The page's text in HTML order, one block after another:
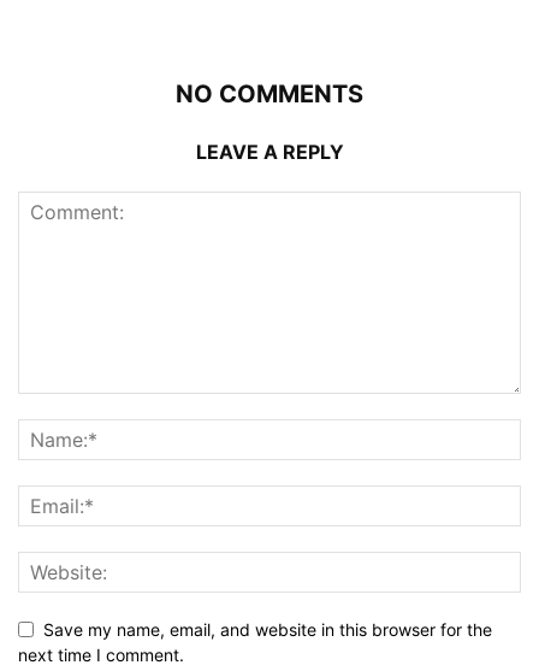
NO COMMENTS
LEAVE A REPLY
Save my name, email, and website in this browser for the
next time I comment.